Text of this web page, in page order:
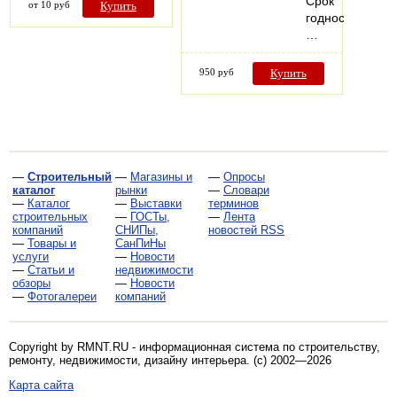
от 10 руб Купить
годности:
950 руб Купить
— Строительный
каталог
— Каталог
строительных
компаний
— Товары и
услуги
— Статьи и
обзоры
— Фотогалереи
— Магазины и
рынки
— Выставки
— ГОСТы,
СНИПы,
СанПиНы
— Новости
недвижимости
— Новости
компаний
— Опросы
— Словари
терминов
— Лента
новостей RSS
Copyright by RMNT.RU - информационная система по строительству,
ремонту, недвижимости, дизайну интерьера . (c) 2002—2026
Карта сайта